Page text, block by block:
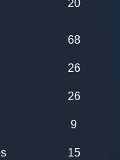
20
68
26
26
9
15